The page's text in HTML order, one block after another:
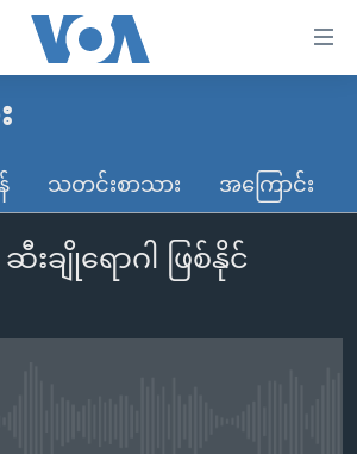
ခု အလွန်
သတင်းစာသား အကြောင်း
ချိုရောဂါ ဖြစ်နိုင်